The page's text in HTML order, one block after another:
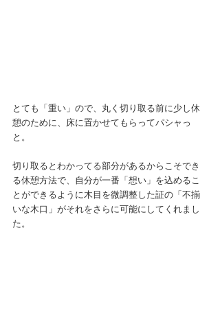
とても「重い」ので、丸く切り取る前に少し休
憩のために、床に置かせてもらってパシャっ
と。
切り取るとわかってる部分があるからこそでき
る休憩方法で、自分が一番「想い」を込めるこ
とができるように木目を微調整した証の「不揃
いな木口」がそれをさらに可能にしてくれまし
た。